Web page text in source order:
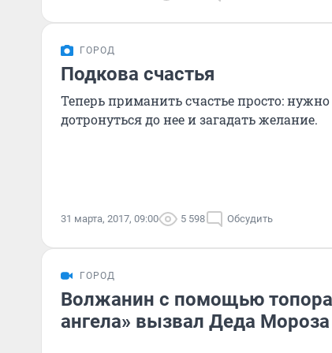
ГОРОД
Подкова счастья
Теперь приманить счастье просто:
дотронуться до нее и загадать желание.
31 марта, 2017, 09:00 5 598 Обсудить
ГОРОД
Волжанин с помощью
ангела» вызвал Деда Мороза